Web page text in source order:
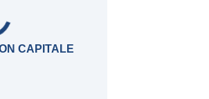
CAPITALE